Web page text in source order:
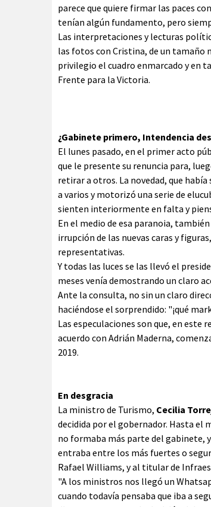
parece que quiere firmar las paces
tenían algún fundamento, pero
Las interpretaciones y lecturas
las fotos con Cristina, de un tamaño
privilegio el cuadro enmarcado y en
Frente para la Victoria.
¿Gabinete primero, Intendencia
El lunes pasado, en el primer acto
que le presente su renuncia para,
retirar a otros. La novedad, que
a varios y motorizó una serie de
sienten interiormente en falta y
En el medio de esa paranoia,
irrupción de las nuevas caras y
representativas.
Y todas las luces se las llevó el
meses venía demostrando un claro
Ante la consulta, no sin un claro
haciéndose el sorprendido: "¡qué
Las especulaciones son que, en este
acuerdo con Adrián Maderna,
2019.
En desgracia
La ministro de Turismo, Cecilia
decidida por el gobernador. Hasta el
no formaba más parte del gabinete,
entraba entre los más fuertes o
Rafael Williams, y al titular de
"A los ministros nos llegó un
cuando todavía pensaba que iba a